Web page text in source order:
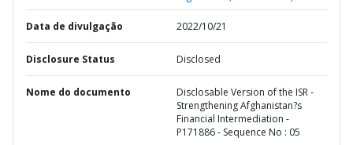
Data de divulgação 2022/10/21
Disclosure Status Disclosed
Nome do documento
Disclosable Version of the ISR -
Strengthening Afghanistan?s
Financial Intermediation -
P171886 - Sequence No : 05